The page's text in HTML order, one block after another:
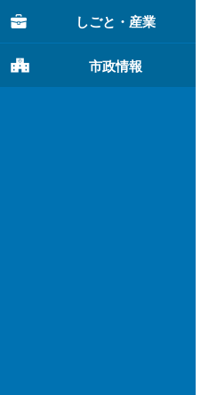
しごと・産業
市政情報